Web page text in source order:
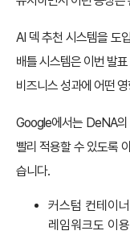
AI 덱 추천 시스템을 도
배틀 시스템은 이번 발
비즈니스 성과에 어떤
Google에서는 DeNA
빨리 적용할 수 있도록
습니다.
커스텀 컨테이
레임워크도 이